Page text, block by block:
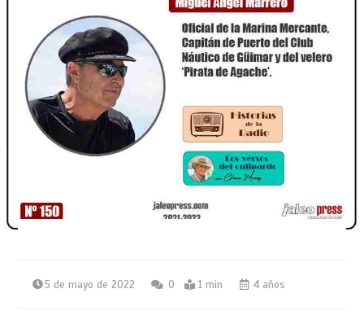
5 de mayo de 2022 0 1 min 4 años